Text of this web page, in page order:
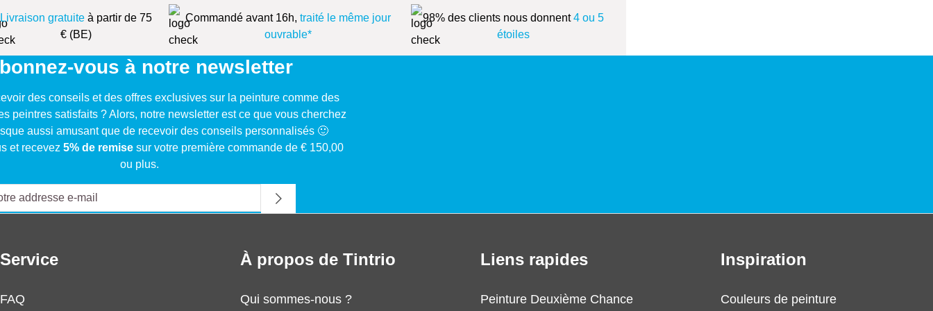
Livraison gratuiteà partir de 75
€ (BE)
Commandé avant 16h, traité le même jour
ouvrable*
98% des clients nous donnent4 ou 5
étoiles
vous à notre newsletter
des conseils et des offres exclusives sur la peinture comme des
peintres satisfaits ? Alors, notre newsletter est ce que vous cherchez
aussi amusant que de recevoir des conseils personnalisés 🙂
et recevez 5% de remisesur votre première commande de € 150,00
ou plus.
Service
FAQ
À propos de Tintrio
Qui sommes-nous ?
Liens rapides
Peinture Deuxième Chance
Inspiration
Couleurs de peinture